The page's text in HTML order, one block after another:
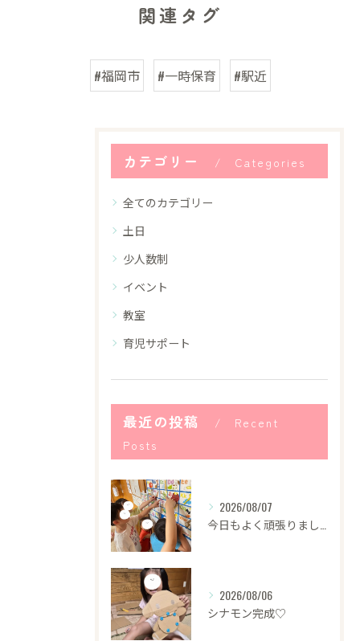
関連タグ
#福岡市 #一時保育 #駅近
カテゴリー Categories
全てのカテゴリー
土日
少人数制
イベント
教室
育児サポート
最近の投稿
Recent
Posts
2026/08/07
2026/08/06
シナモン完成♡